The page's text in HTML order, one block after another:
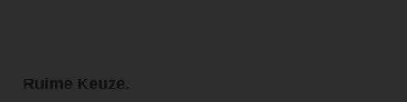
Ruime Keuze